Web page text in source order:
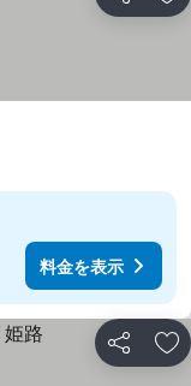
お
料金を表示
シェア お